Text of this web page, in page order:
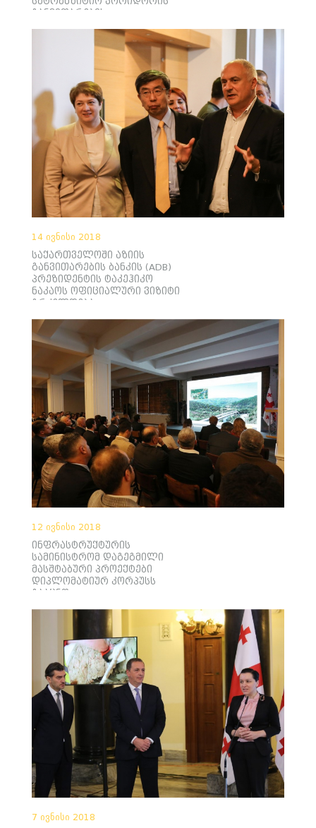
განვითარების
14 ივნისი 2018
საქართველოში აზიის
განვითარების ბანკის (ADB)
პრეზიდენტის ტაკეჰიკო
ნაკაოს ოფიციალური ვიზიტი
გრძელდება
12 ივნისი 2018
ინფრასტრუქტურის
სამინისტრომ დაგეგმილი
მასშტაბური პროექტები
დიპლომატიურ კორპუსს
გააცნო
7 ივნისი 2018